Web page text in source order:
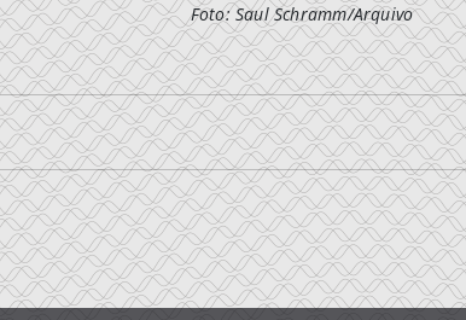
Foto: Saul Schramm/Arquivo